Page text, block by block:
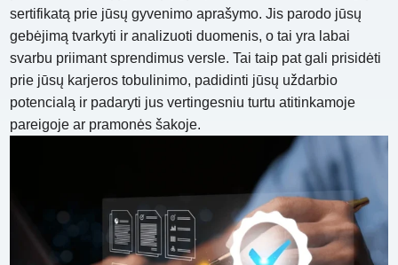
sertifikatą prie jūsų gyvenimo aprašymo. Jis parodo jūsų
gebėjimą tvarkyti ir analizuoti duomenis, o tai yra labai
svarbu priimant sprendimus versle. Tai taip pat gali prisidėti
prie jūsų karjeros tobulinimo, padidinti jūsų uždarbio
potencialą ir padaryti jus vertingesniu turtu atitinkamoje
pareigoje ar pramonės šakoje.